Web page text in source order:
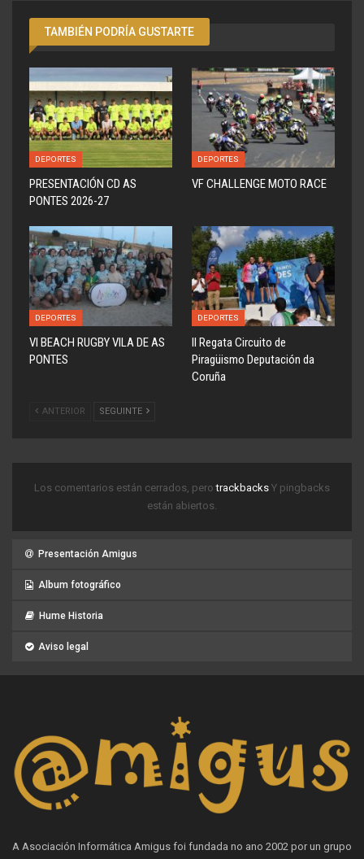
TAMBIÉN PODRÍA GUSTARTE
DEPORTES
PRESENTACIÓN CD AS
PONTES 2026-27
DEPORTES
VF CHALLENGE MOTO RACE
DEPORTES
VI BEACH RUGBY VILA DE AS
PONTES
DEPORTES
ll Regata Circuito de
Piragüismo Deputación da
Coruña
ANTERIOR SEGUINTE
Los comentarios están cerrados, perotrackbacks Y pingbacks
están abiertos.
Presentación Amigus
Album fotográfico
Hume Historia
Aviso legal
A Asociación Informática Amigus foi fundada no ano 2002 por un grupo